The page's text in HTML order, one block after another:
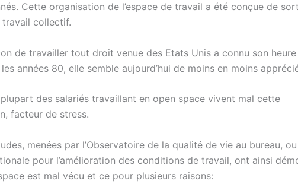
Cette organisation de l’espace de travail a été conçue de
collectif.
de travailler tout droit venue des Etats Unis a connu son
années 80, elle semble aujourd’hui de moins en moins
des salariés travaillant en open space vivent mal cette
facteur de stress.
menées par l’Observatoire de la qualité de vie au bureau,
pour l’amélioration des conditions de travail, ont ainsi
est mal vécu et ce pour plusieurs raisons: